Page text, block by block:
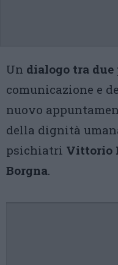
Un dialogo tra due
comunicazione e
nuovo
della dignità
psichiatri Vittorio
Borgna.